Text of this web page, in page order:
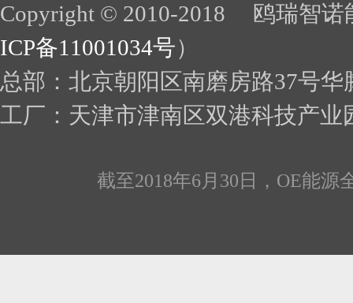
Copyright © 2010-2018 鸥瑞智
ICP备11001034号）
总部：北京朝阳区南磨房路37号华
工厂：天津市津南区
截至2018年6月30日，OE能源